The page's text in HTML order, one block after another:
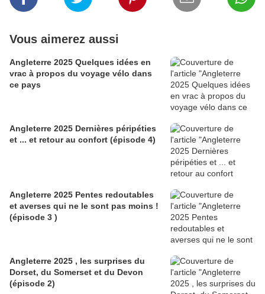
Vous aimerez aussi
Angleterre 2025 Quelques idées en
vrac à propos du voyage vélo dans
ce pays
Angleterre 2025 Dernières péripéties
et ... et retour au confort (épisode 4)
Angleterre 2025 Pentes redoutables
et averses qui ne le sont pas moins !
(épisode 3 )
Angleterre 2025 , les surprises du
Dorset, du Somerset et du Devon
(épisode 2)